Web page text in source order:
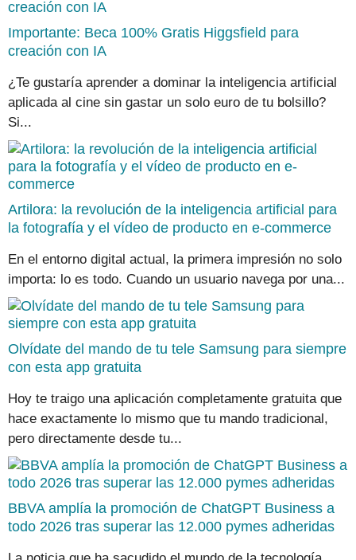
Importante: Beca 100% Gratis Higgsfield para
creación con IA
¿Te gustaría aprender a dominar la inteligencia artificial
aplicada al cine sin gastar un solo euro de tu bolsillo?
Si...
Artilora: la revolución de la inteligencia artificial para
la fotografía y el vídeo de producto en e-commerce
En el entorno digital actual, la primera impresión no solo
importa: lo es todo. Cuando un usuario navega por una...
Olvídate del mando de tu tele Samsung para siempre
con esta app gratuita
Hoy te traigo una aplicación completamente gratuita que
hace exactamente lo mismo que tu mando tradicional,
pero directamente desde tu...
BBVA amplía la promoción de ChatGPT Business a
todo 2026 tras superar las 12.000 pymes adheridas